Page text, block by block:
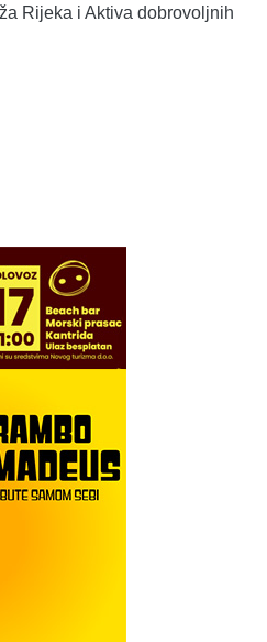
Rijeka i Aktiva dobrovoljnih